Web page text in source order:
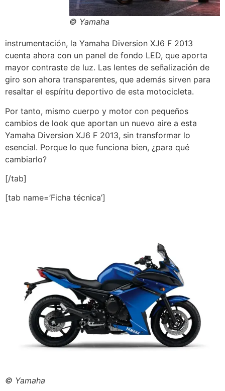
© Yamaha
instrumentación, la Yamaha Diversion XJ6 F 2013
cuenta ahora con un panel de fondo LED, que aporta
mayor contraste de luz. Las lentes de señalización de
giro son ahora transparentes, que además sirven para
resaltar el espíritu deportivo de esta motocicleta.
Por tanto, mismo cuerpo y motor con pequeños
cambios de look que aportan un nuevo aire a esta
Yamaha Diversion XJ6 F 2013, sin transformar lo
esencial. Porque lo que funciona bien, ¿para qué
cambiarlo?
[/tab]
[tab name=’Ficha técnica’]
© Yamaha